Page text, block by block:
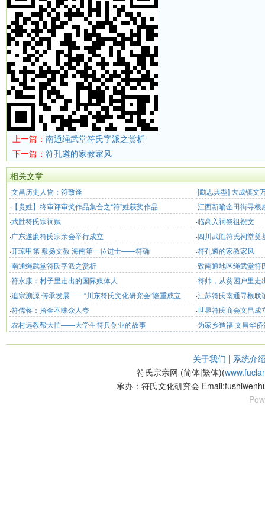
上一篇： 南通绳武堂符氏字派之赏析
下一篇： 符孔遴的家教家风
相关文章
·文昌历史人物：符致逢 ·[励志典型] 大成镇文
出务工 “靠双手我也
· 【贵姓】终审评审奖作品集合之“符”姓获奖作品 ·江西新喻金田街寻根
·武胜符氏宗祠赋 ·临高入祠祭祖祝文
·广东遂廉符氏宗亲会举行成立 ·四川武胜符氏祠堂奠
·开琼甲第 敷扬文教 海南第一位进士——符确 ·符孔遴的家教家风
·南通绳武堂符氏字派之赏析 ·致南通地区绳武堂符
·符永康：村子里走出的国际媒体人 ·符帅，从贫困户里走
·追宗溯源 传承发展——“川东符氏文化研究会”隆重成立 ·江苏符氏南通寻根联
·符儒蒋：拾金不昧众人夸 ·世界符氏商会文昌成
·农村远教帮大忙——大学生符兵创业的故事 ·为家乡造福 文昌华
关于我们 | 系统介
符氏宗亲网 (简体|繁体)(
承办：符氏文化研究会